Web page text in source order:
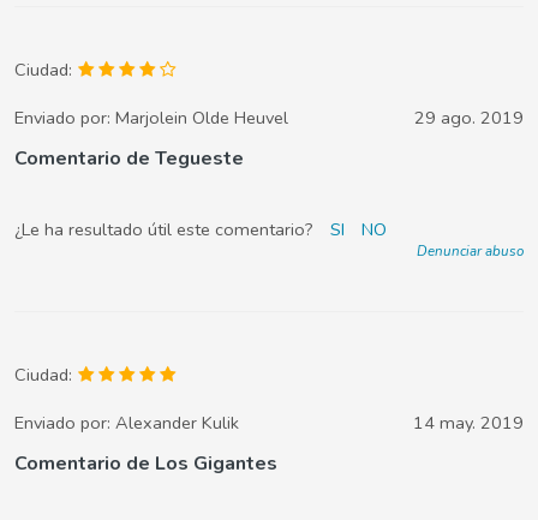
Ciudad:
Enviado por: Marjolein Olde Heuvel 29 ago. 2019
Comentario de Tegueste
¿Le ha resultado útil este comentario? SI NO
Denunciar abuso
Ciudad:
Enviado por: Alexander Kulik 14 may. 2019
Comentario de Los Gigantes